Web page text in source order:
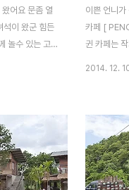
들어서니 젊은
라구요커피뿐
든다고 하니 출
여자같이
는...^^; 카페
마숙녀 두명
어요 문좀 열
석이 왔군 힘든
놀수 있는 고양
냥이들은 근
자기들 장난감
아주더라구요
양? 뽀뽀를 해줄
이쁜 언니가
카페 [
귄 카페는
나오는 일
이 제법 맛
들어야 하나
이나 영화는
2014. 12.